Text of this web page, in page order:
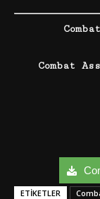
Combat
ETIKETLER